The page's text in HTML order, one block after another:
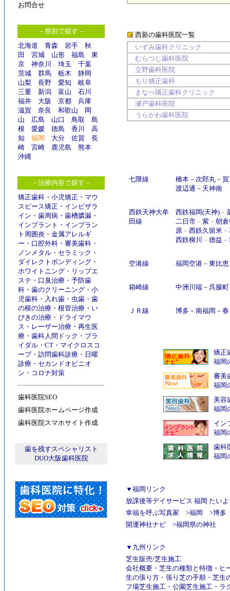
お問合せ
－県別で探す－
北海道
青森 岩手
秋
田
宮城 山形 福島
東
京
神奈川 埼玉
千葉
茨城
群馬 栃木
静岡
山梨
長野 愛知
岐阜
三重
新潟 富山
石川
福井
大阪 京都
兵庫
滋賀
奈良 和歌山
岡
山
広島 山口 鳥取
島
根
愛媛 徳島 香川
高
知
福岡 大分 佐賀
長
崎
宮崎 鹿児島
熊本
沖縄
－治療内容で探す－
矯正歯科 ・ 小児矯正 ・ マウ
スピース矯正 ・ インビザラ
イン ・ 歯周病 ・ 歯槽膿漏 ・
インプラント ・ インプラン
ト周囲炎 ・ 金属アレルギ
ー ・ 口腔外科 ・ 審美歯科 ・
ノンメタル ・ セラミック ・
ダイレクトボンディング ・
ホワイトニング ・ リップエ
ステ ・ 口臭治療 ・ 予防歯
科 ・ 歯のクリーニング ・ 小
児歯科 ・ 入れ歯 ・ 虫歯 ・ 歯
の根の治療 ・ 根管治療 ・ い
びきの治療 ・ ドライマウ
ス ・ レーザー治療 ・ 再生医
療 ・ 歯科人間ドック ・ ブラ
イダル ・ CT ・ マイクロスコ
ープ・ 訪問歯科診療 ・ 日曜
診療 ・ セカンドオピニオ
ン ・ コロナ対策
歯科医院SEO
歯科医院ホームページ作成
歯科医院スマホサイト作成
歯を残すスペシャリスト
DUO大阪歯科医院
西新の歯科医院一覧
いずみ歯科クリニック
むらつじ歯科医院
立野歯科医院
もり矯正歯科
まなべ矯正歯科クリニック
瀬戸歯科医院
うらかわ歯科医院
七隈線 橋本－ 次郎丸－
渡辺通 － 天神南
西鉄天神大牟
田線
西鉄福岡(天神)－
二日市－ 紫－ 朝
原－ 西鉄久留米－
西鉄柳川 － 徳益 －
空港線 福岡空港－ 東比恵
箱崎線 中洲川端－ 呉服町
ＪＲ線 博多 － 南福岡 －
矯正
福岡
審美
福岡
美容
福岡
イン
福岡
歯科
福岡
▼福岡リンク
放課後等デイサービス 福岡 たい
幸福を呼ぶ写真家 >福岡 >博多
開運神社ナビ >福岡県の神社
▼九州リンク
芝生販売/芝生施工
会社概要 ・ 芝生の種類と特徴 ・ ヒ
生の張り方 ・ 張り芝の手順 ・ 芝生
フ場芝生施工 ・ 公園芝生施工 ・ ラ